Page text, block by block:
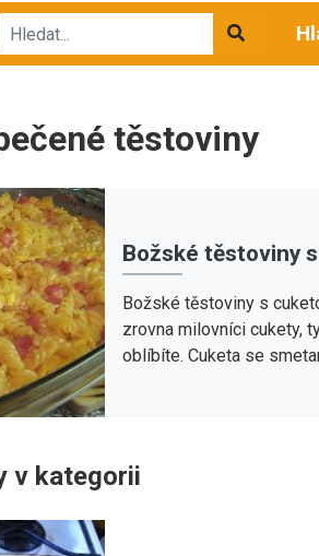
těstoviny
Božské těstoviny
Božské těstoviny s
zrovna milovníci cukety,
oblíbíte. Cuketa se
v kategorii